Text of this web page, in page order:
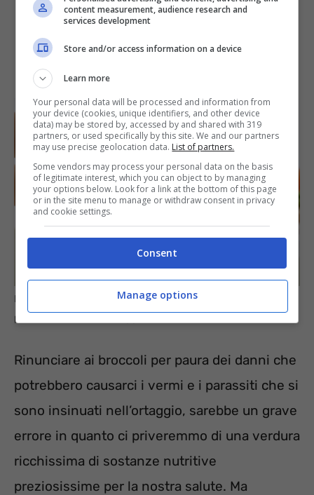
Broccoli: solo così sei sicura di eliminare vermi e
parassiti/Informazioneoggi.it
Rinunciare ai broccoli per paura dei danni che
potrebbero causarci i vermi e i parassiti che si
sono insinuati nell’ortaggio, sarebbe un grave
errore in quanto ci priveremmo di una verdura
ricchissima di sostanze nutritive
preziosissime per la nostra salute. Ma
content measurement, audience research and
services development
Store and/or access information on a device
Learn more
Your personal data will be processed and information from
your device (cookies, unique identifiers, and other device
data) may be stored by, accessed by and shared with 319
partners, or used specifically by this site. We and our partners
may use precise geolocation data. List of partners.
Some vendors may process your personal data on the basis
of legitimate interest, which you can object to by managing
your options below. Look for a link at the bottom of this page
or in the site menu to manage or withdraw consent in privacy
and cookie settings.
Consent
Manage options